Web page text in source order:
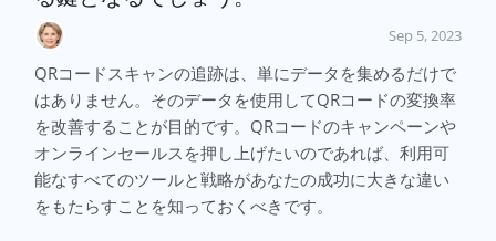
Sep 5, 2023
QRコードスキャンの追跡は、単にデータを集めるだけで
はありません。そのデータを使用してQRコードの変換率
を改善することが目的です。QRコードのキャンペーンや
オンラインセールスを押し上げたいのであれば、利用可
能なすべてのツールと戦略があなたの成功に大きな違い
をもたらすことを知っておくべきです。